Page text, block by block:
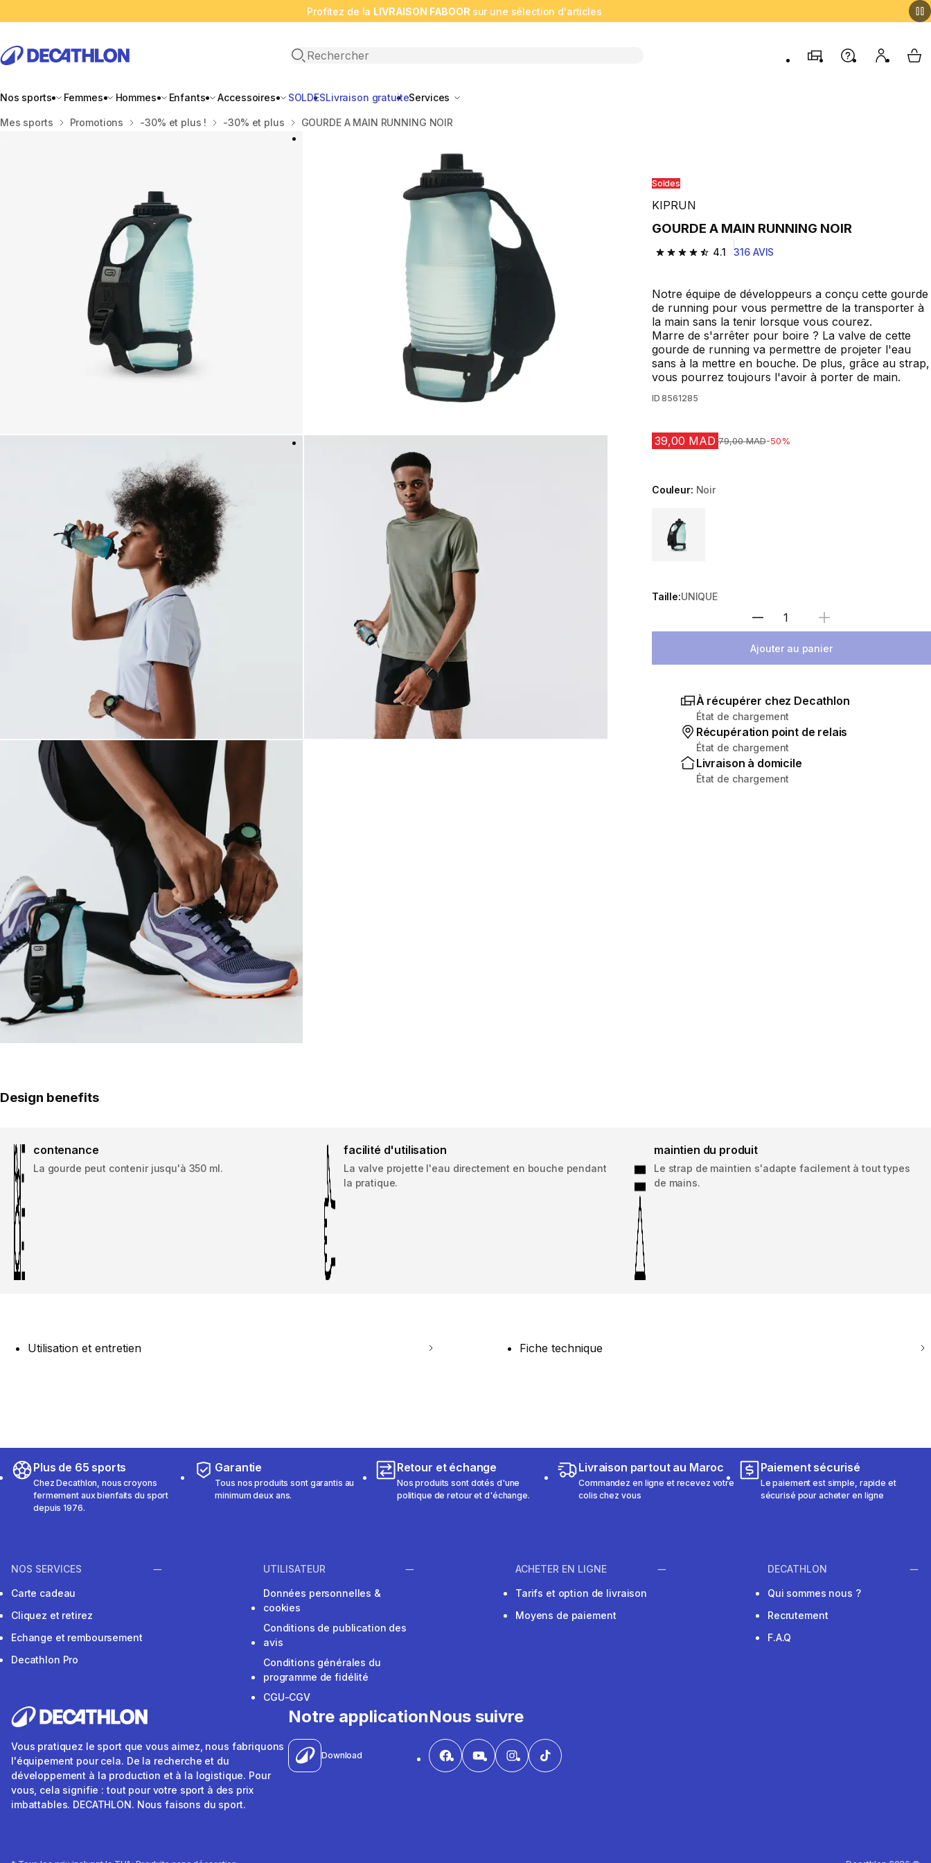
Profitez de la LIVRAISON FABOOR sur une sélection d'articles
Open search
MagasinsAide Mon My
Nos sports Femmes Hommes Enfants Accessoires SOLDESLivraison gratuiteServices
Accueil
Mes sports Promotions -30% et plus ! -30% et plus GOURDE A MAIN RUNNING NOIR
Soldes
KIPRUN
GOURDE A MAIN RUNNING NOIR
4.1
4.1 out of 5 stars from 316 reviews
316 AVIS
Notre équipe de développeurs a conçu cette gourde
de running pour vous permettre de la transporter à
la main sans la tenir lorsque vous courez.
Marre de s'arrêter pour boire ? La valve de cette
gourde de running va permettre de projeter l'eau
sans à la mettre en bouche. De plus, grâce au strap,
vous pourrez toujours l'avoir à porter de main.
ID 8561285
39,00 MAD Prix avant la réduction
79,00 MAD-50%
Couleur: Noir
Choose a variant
Taille:UNIQUE
Sélectionnez la quantité
Ajouter au panier
À récupérer chez Decathlon
État de chargement
Récupération point de relais
État de chargement
Livraison à domicile
État de chargement
Design benefits
contenance
La gourde peut contenir jusqu'à 350 ml.
facilité d'utilisation
La valve projette l'eau directement en bouche pendant
la pratique.
maintien du produit
Le strap de maintien s'adapte facilement à tout types
de mains.
Utilisation et entretien Fiche technique
Plus de 65 sports
Chez Decathlon, nous croyons
fermement aux bienfaits du sport
depuis 1976.
Garantie
Tous nos produits sont garantis au
minimum deux ans.
Retour et échange
Nos produits sont dotés d'une
politique de retour et d'échange.
Livraison partout au Maroc
Commandez en ligne et recevez votre
colis chez vous
Paiement sécurisé
Le paiement est simple, rapide et
sécurisé pour acheter en ligne
NOS SERVICES
Carte cadeau
Cliquez et retirez
Echange et remboursement
Decathlon Pro
UTILISATEUR
Données personnelles &
cookies
Conditions de publication des
avis
Conditions générales du
programme de fidélité
CGU-CGV
ACHETER EN LIGNE
Tarifs et option de livraison
Moyens de paiement
DECATHLON
Qui sommes nous ?
Recrutement
F.A.Q
Vous pratiquez le sport que vous aimez, nous fabriquons
l'équipement pour cela. De la recherche et du
développement à la production et à la logistique. Pour
vous, cela signifie : tout pour votre sport à des prix
imbattables. DECATHLON. Nous faisons du sport.
Notre application
Download
Nous suivre